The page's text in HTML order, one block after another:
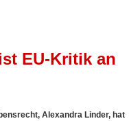
EU-Kritik an
Alexandra Linder, hat